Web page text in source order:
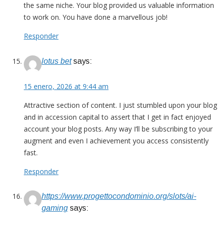
the same niche. Your blog provided us valuable information
to work on. You have done a marvellous job!
Responder
lotus bet says:
15 enero, 2026 at 9:44 am
Attractive section of content. I just stumbled upon your blog
and in accession capital to assert that I get in fact enjoyed
account your blog posts. Any way I’ll be subscribing to your
augment and even I achievement you access consistently
fast.
Responder
https://www.progettocondominio.org/slots/ai-
gaming says: